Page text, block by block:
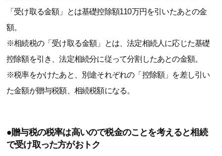
「受け取る金額」とは基礎控除額110万円を引いたあとの金
額。
※相続税の「受け取る金額」とは、法定相続人に応じた基礎
控除額を引き、法定相続分に従って分割したあとの金額。
※税率をかけたあと、別途それぞれの「控除額」を差し引い
た金額が贈与税額、相続税額になる。
●贈与税の税率は高いので税金のことを考えると相続
で受け取った方がおトク